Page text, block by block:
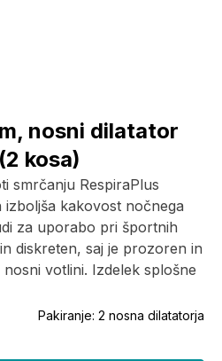
nosni dilatator
kosa)
smrčanju RespiraPlus
kakovost nočnega
za uporabo pri športnih
diskreten, saj je prozoren in
votlini. Izdelek splošne
Pakiranje: 2 nosna dilatatorja